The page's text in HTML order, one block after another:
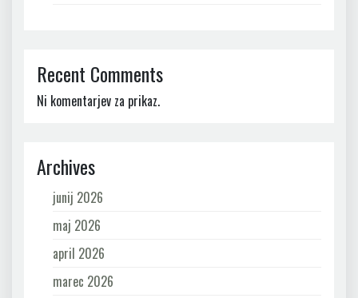
Recent Comments
Ni komentarjev za prikaz.
Archives
junij 2026
maj 2026
april 2026
marec 2026